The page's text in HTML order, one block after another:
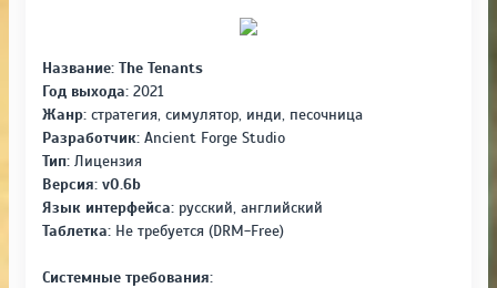
Название: The Tenants
Год выхода: 2021
Жанр: стратегия, симулятор, инди, песочница
Разработчик: Ancient Forge Studio
Тип: Лицензия
Версия: v0.6b
Язык интерфейса: русский, английский
Таблетка: Не требуется (DRM-Free)
Системные требования: